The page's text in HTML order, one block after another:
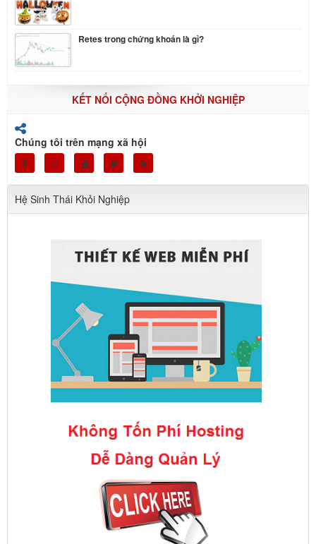
Retes trong chứng khoán là gì?
KẾT NỐI CỘNG ĐỒNG KHỞI NGHIỆP
Chúng tôi trên mạng xã hội
Hệ Sinh Thái Khỏi Nghiệp